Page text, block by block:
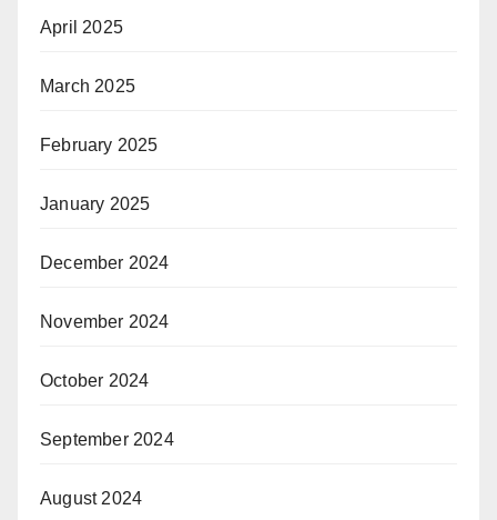
April 2025
March 2025
February 2025
January 2025
December 2024
November 2024
October 2024
September 2024
August 2024